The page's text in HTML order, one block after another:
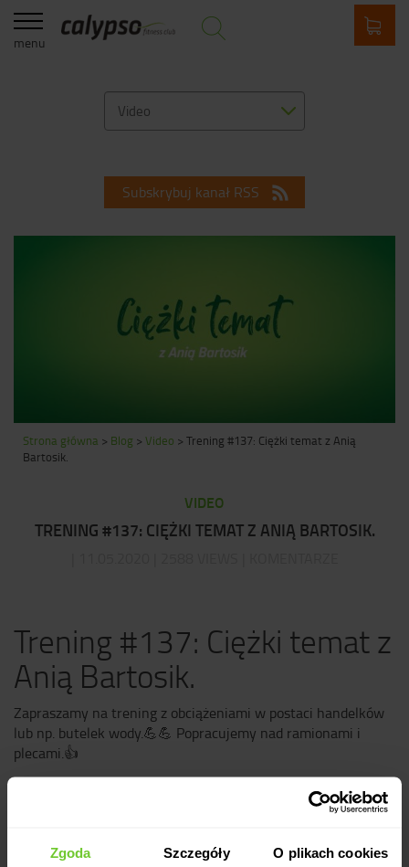
Zgoda Szczegóły O plikach cookies
menu
Video
Subskrybuj kanał RSS
Strona główna > Blog > Video > Trening #137: Ciężki temat z Anią
Bartosik.
VIDEO
TRENING #137: CIĘŻKI TEMAT Z ANIĄ BARTOSIK.
Trening #137: Ciężki temat z
Anią Bartosik.
Zapraszamy na trening z obciążeniami w postaci handelków
lub np. butelek wody.💪💪 Popracujemy nad ramionami i
plecami.👍